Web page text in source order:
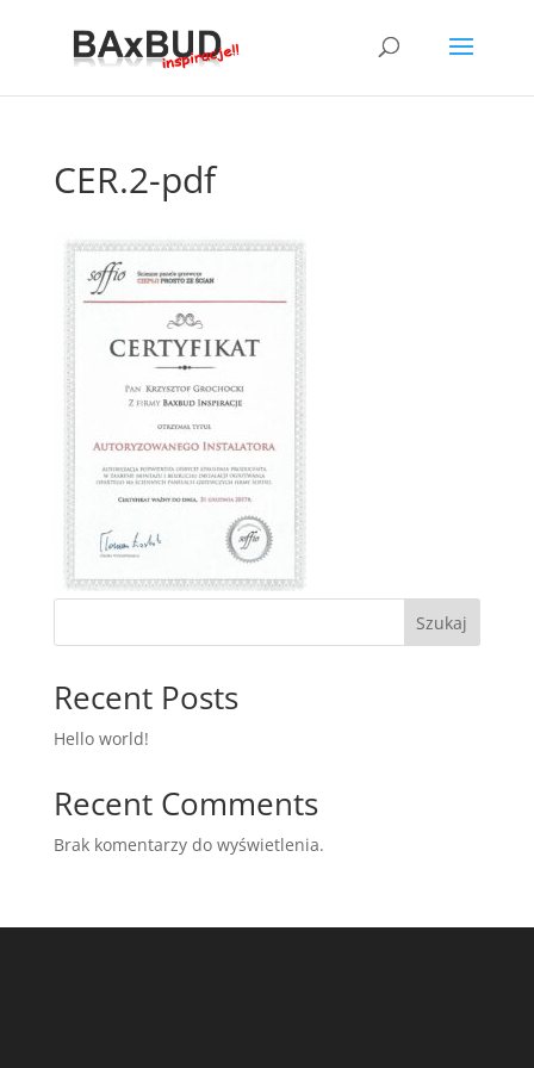
CER.2-pdf
Szukaj
Recent Posts
Hello world!
Recent Comments
Brak komentarzy do wyświetlenia.